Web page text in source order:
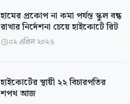
হামের প্রকোপ না কমা পর্যন্ত স্কুল বন্ধ
রাখার নির্দেশনা চেয়ে হাইকোর্টে রিট
০২ এপ্রিল ২০২৬
হাইকোর্টের স্থায়ী ২২ বিচারপতির
শপথ আজ